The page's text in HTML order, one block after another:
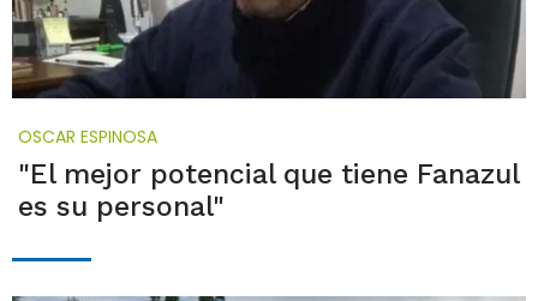
OSCAR ESPINOSA
"El mejor potencial que tiene Fanazul
es su personal"